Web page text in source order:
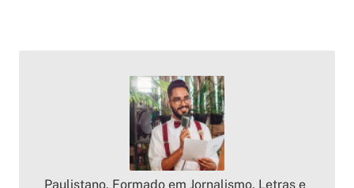
Paulistano, Formado em Jornalismo, Letras e